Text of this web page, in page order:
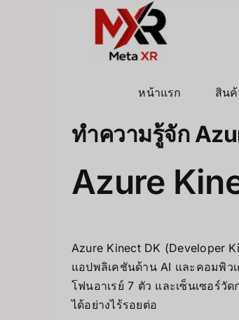
หน้าแรก
สินค้
ทำความรู้จัก
Azure
Azure Kinect DK (Developer
แอปพลิเคชันด้าน AI และคอมพิว
โฟนอาเรย์ 7 ตัว และเซ็นเซอร์วั
ได้อย่างไร้รอยต่อ